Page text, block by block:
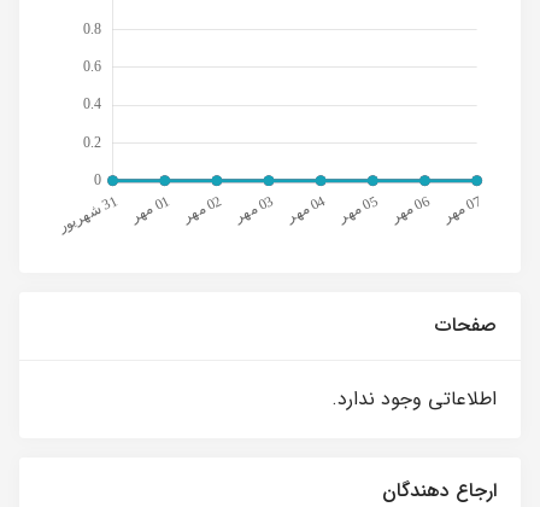
صفحات
اطلاعاتی وجود ندارد.
ارجاع دهندگان